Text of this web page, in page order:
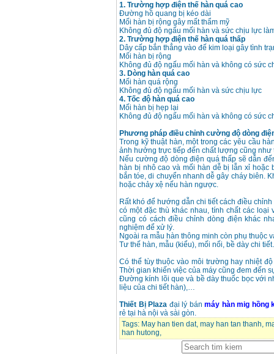
1. Trường hợp điện thế hàn quá cao
Đường hồ quang bị kéo dài
Mối hàn bị rộng gây mất thẩm mỹ
Không đủ độ ngấu mối hàn và sức chịu lực
2. Trường hợp điện thế hàn quá thấp
Dây cấp bắn thẳng vào đế kim loại gây tình
Mối hàn bị rộng
Không đủ độ ngấu mối hàn và không có sức
3. Dòng hàn quá cao
Mối hàn quá rộng
Không đủ độ ngấu mối hàn và sức chịu lực
4. Tốc độ hàn quá cao
Mối hàn bị hẹp lại
Không đủ độ ngấu mối hàn và không có sức
Phương pháp điều chỉnh cường độ dòng
Trong kỹ thuật hàn, một trong các yêu cầu
ảnh hưởng trực tiếp đến chất lượng cũng như
Nếu cường độ dòng điện quá thấp sẽ dẫn
hàn bị nhô cao và mối hàn dễ bị lẫn xỉ
bắn tóe, di chuyển nhanh dễ gây cháy biên.
hoặc chảy xệ nếu hàn ngược.
Rất khó để hướng dẫn chi tiết cách điều
có một đặc thù khác nhau, tính chất các
cũng có cách điều chỉnh dòng điện khác
nghiệm để xử lý.
Ngoài ra mẫu hàn thông minh còn phụ thuộc
Tư thế hàn, mẫu (kiểu), mối nối, bề dày chi
Có thể tùy thuộc vào môi trường hay nhiệt
Thời gian khiến việc của máy cũng đem đến
Đường kính lõi que và bề dày thuốc bọc với
liệu của chi tiết hàn),…
Thiết Bị Plaza đại lý bán máy hàn mig hồng
rẻ tại hà nội và sài gòn.
Tags: May han tien dat, may han tan thanh,
han hutong,